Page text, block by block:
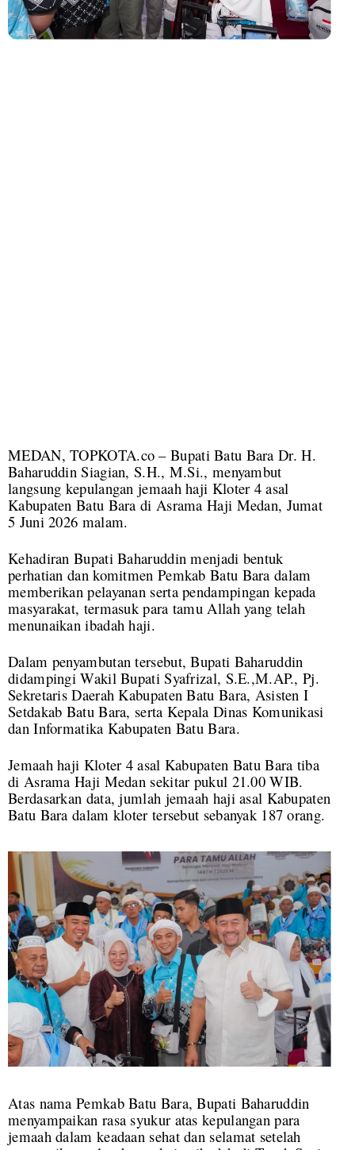
MEDAN, TOPKOTA.co – Bupati Batu Bara Dr. H.
Baharuddin Siagian, S.H., M.Si., menyambut
langsung kepulangan jemaah haji Kloter 4 asal
Kabupaten Batu Bara di Asrama Haji Medan, Jumat
5 Juni 2026 malam.
Kehadiran Bupati Baharuddin menjadi bentuk
perhatian dan komitmen Pemkab Batu Bara dalam
memberikan pelayanan serta pendampingan kepada
masyarakat, termasuk para tamu Allah yang telah
menunaikan ibadah haji.
Dalam penyambutan tersebut, Bupati Baharuddin
didampingi Wakil Bupati Syafrizal, S.E.,M.AP., Pj.
Sekretaris Daerah Kabupaten Batu Bara, Asisten I
Setdakab Batu Bara, serta Kepala Dinas Komunikasi
dan Informatika Kabupaten Batu Bara.
Jemaah haji Kloter 4 asal Kabupaten Batu Bara tiba
di Asrama Haji Medan sekitar pukul 21.00 WIB.
Berdasarkan data, jumlah jemaah haji asal Kabupaten
Batu Bara dalam kloter tersebut sebanyak 187 orang.
Atas nama Pemkab Batu Bara, Bupati Baharuddin
menyampaikan rasa syukur atas kepulangan para
jemaah dalam keadaan sehat dan selamat setelah